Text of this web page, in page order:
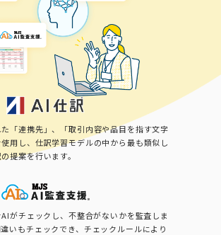
「連携先」、「取引内容や品目を指す文字
用し、仕訳学習モデルの中から最も類似し
提案を行います。
がチェックし、不整合がないかを監査しま
いもチェックでき、チェックルールにより